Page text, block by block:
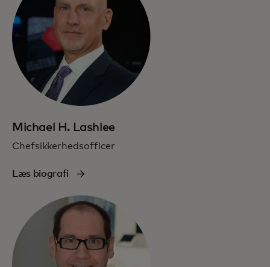
Michael H. Lashlee
Chefsikkerhedsofficer
Læs biografi